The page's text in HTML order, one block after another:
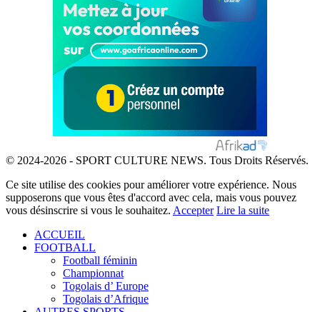
© 2024-2026 - SPORT CULTURE NEWS. Tous Droits Réservés.
Ce site utilise des cookies pour améliorer votre expérience. Nous
supposerons que vous êtes d'accord avec cela, mais vous pouvez
vous désinscrire si vous le souhaitez. Accepter Lire la suite
ACCUEIL
FOOTBALL
Football féminin
Championnat
Togolais d’ Europe
Togolais d’Afrique